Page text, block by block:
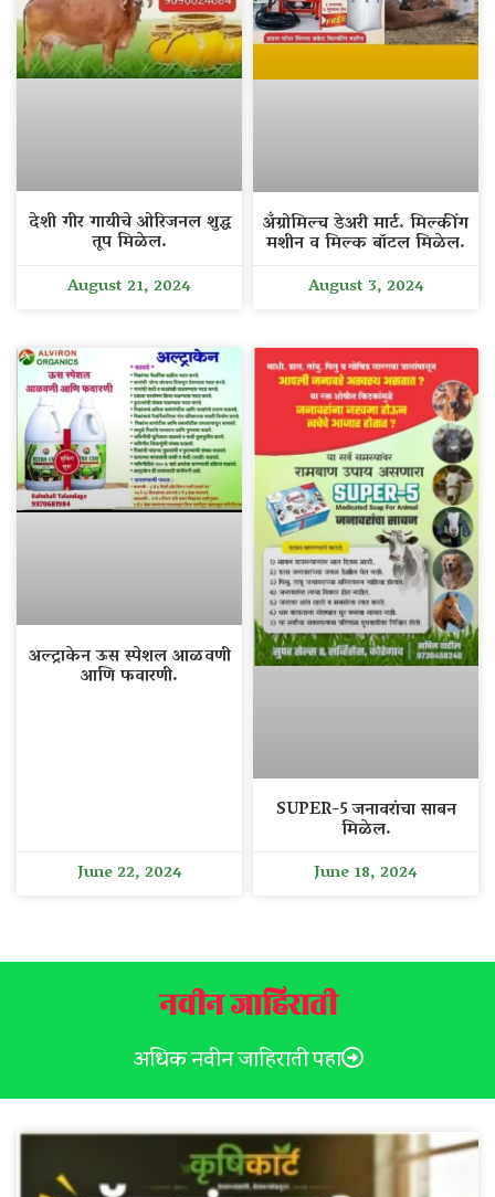
देशी गीर गायीचे ओरिजनल शुद्ध
तूप मिळेल.
August 21, 2024
अँग्रोमिल्च डेअरी मार्ट. मिल्कींग
मशीन व मिल्क बॉटल मिळेल.
August 3, 2024
अल्ट्राकेन ऊस स्पेशल आळवणी
आणि फवारणी.
June 22, 2024
SUPER-5 जनावरांचा साबन
मिळेल.
June 18, 2024
नवीन जाहिराती
अधिक नवीन जाहिराती पहा